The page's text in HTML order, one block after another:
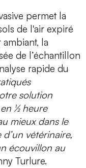
permet la
de l'air expiré
ambiant, la
de l’échantillon
rapide du
solution
½ heure
mieux dans le
vétérinaire,
écouvillon au
Turlure.